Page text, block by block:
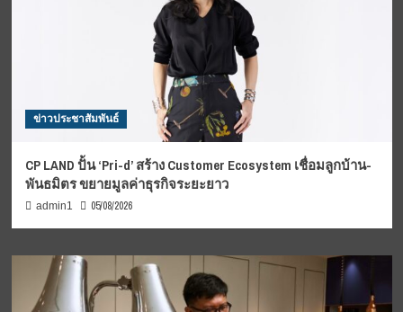
ข่าวประชาสัมพันธ์
CP LAND ปั้น ‘Pri-d’ สร้าง Customer Ecosystem เชื่อมลูกบ้าน-
พันธมิตร ขยายมูลค่าธุรกิจระยะยาว
admin1 05/08/2026